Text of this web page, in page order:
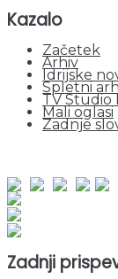
Kazalo
Začetek
Arhiv
Idrijske
Spletni
TV Studio
Mali oglasi
Zadnje
Zadnji